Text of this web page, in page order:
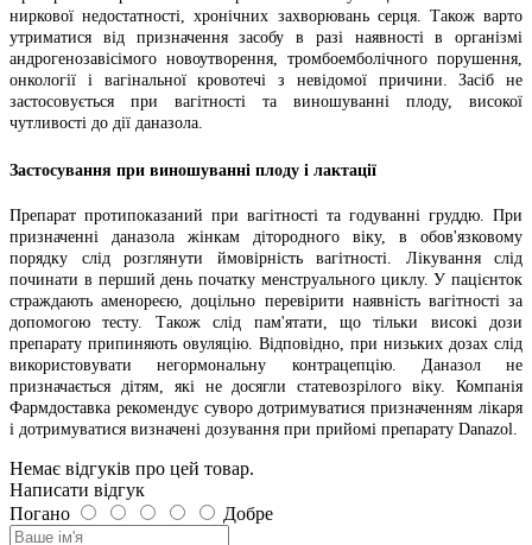
ниркової недостатності, хронічних захворювань серця. Також варто
утриматися від призначення засобу в разі наявності в організмі
андрогенозавісімого новоутворення, тромбоемболічного порушення,
онкології і вагінальної кровотечі з невідомої причини. Засіб не
застосовується при вагітності та виношуванні плоду, високої
чутливості до дії даназола.
Застосування при виношуванні плоду і лактації
Препарат протипоказаний при вагітності та годуванні груддю. При
призначенні даназола жінкам дітородного віку, в обов'язковому
порядку слід розглянути ймовірність вагітності. Лікування слід
починати в перший день початку менструального циклу. У пацієнток
страждають аменореєю, доцільно перевірити наявність вагітності за
допомогою тесту. Також слід пам'ятати, що тільки високі дози
препарату припиняють овуляцію. Відповідно, при низьких дозах слід
використовувати негормональну контрацепцію. Даназол не
призначається дітям, які не досягли статевозрілого віку. Компанія
Фармдоставка рекомендує суворо дотримуватися призначенням лікаря
і дотримуватися визначені дозування при прийомі препарату Danazol.
Немає відгуків про цей товар.
Написати відгук
Погано
Добре